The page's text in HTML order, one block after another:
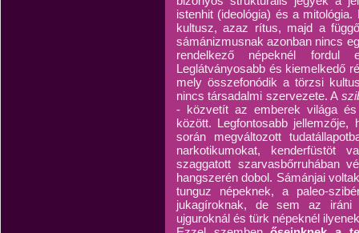
istenhit (ideológia) és a
kultusz, azaz rítus, majd a
sámánizmusnak azonban nincs
rendelkező népeknél fordul
Leglátványosabb és kiemelkedő
mely összefonódik a törzsi
nincs társadalmi szervezete. A
- közvetít az emberek világa
között. Legfontosabb
során megváltozott
narkotikumokat, kenderfüstöt
szaggatott szarvasbőrruhában
hangszerén dobol. Sámánjai
tunguz népeknek, a paleo-
jukagíroknak, de sem az iráni
ujguroknál és türk népeknél